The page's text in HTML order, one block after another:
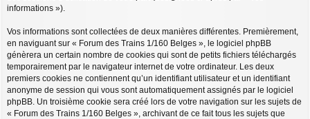
informations »).
Vos informations sont collectées de deux manières différentes. Premièrement,
en naviguant sur « Forum des Trains 1/160 Belges », le logiciel phpBB
génèrera un certain nombre de cookies qui sont de petits fichiers téléchargés
temporairement par le navigateur internet de votre ordinateur. Les deux
premiers cookies ne contiennent qu’un identifiant utilisateur et un identifiant
anonyme de session qui vous sont automatiquement assignés par le logiciel
phpBB. Un troisième cookie sera créé lors de votre navigation sur les sujets de
« Forum des Trains 1/160 Belges », archivant de ce fait tous les sujets que